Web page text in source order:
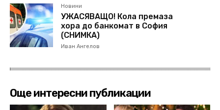
Новини
УЖАСЯВАЩО! Кола премаза
хора до банкомат в София
(СНИМКА)
Иван Ангелов
Още интересни публикации